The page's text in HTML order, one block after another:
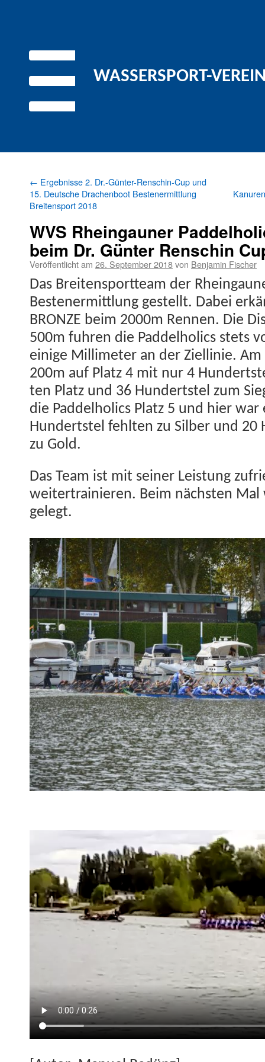
WASSERSPORT-
← Ergebnisse 2. Dr.-Günter-Renschin-Cup und
15. Deutsche Drachenboot Bestenermittlung
Breitensport 2018
WVS Rheingauner
beim Dr. Günter Renschin
Veröffentlicht am 26. September 2018von Benjamin Fischer
Das Bre­it­en­sport­team der
Besten­er­mit­tlung gestellt. Dabei
BRONZE beim 2000m Ren­nen. Die
500m fuhren die Pad­del­holics stets
einige Mil­lime­ter an der Ziellinie. Am
200m auf Platz 4 mit nur 4
ten Platz und 36 Hun­dert­s­tel zum
die Pad­del­holics Platz 5 und hier war
Hun­dert­s­tel fehlten zu Sil­ber und 20
zu Gold.
Das Team ist mit sein­er Leis­tung
weit­er­trainieren. Beim näch­sten
gelegt.